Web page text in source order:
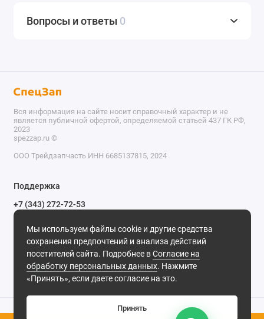
Вопросы и ответы 0
Мы используем файлы cookie и другие средства
сохранения предпочтений и анализа действий
посетителей сайта. Подробнее вСогласие на
обработку персональных данных. Нажмите
«Принять», если даете согласие на это.
Принять
Вся информация на сайте носит справочный характер и не
является публичной офертой, определяемой статьей 437 ГК РФ,
2023
spezzap.ru ©️
ООО Трейдзапчасть ИНН 6685137815, 2024
Поддержка
+7 (343) 272-72-53
Обратный звонок
620030, г. Екатеринбург, ул. Карьерная, д. 14, оф. 14.
Мы в сети